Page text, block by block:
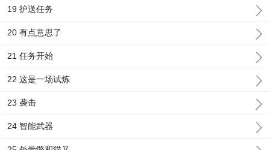
19 护送任务
20 有点意思了
21 任务开始
22 这是一场试炼
23 袭击
24 智能武器